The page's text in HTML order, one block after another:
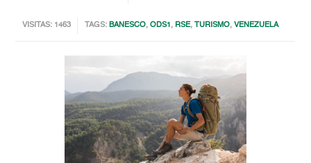
VISITAS: 1463 TAGS:BANESCO,ODS1, RSE, TURISMO,VENEZUELA